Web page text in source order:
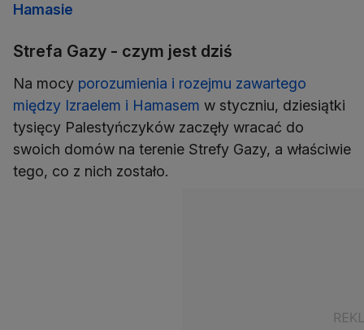
Hamasie
Strefa Gazy - czym jest dziś
Na mocy porozumienia i rozejmu zawartego
między Izraelem i Hamasem w styczniu, dziesiątki
tysięcy Palestyńczyków zaczęły wracać do
swoich domów na terenie Strefy Gazy, a właściwie
tego, co z nich zostało.